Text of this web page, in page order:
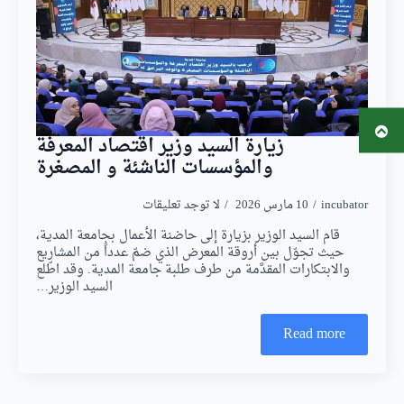
زيارة السيد وزير اقتصاد المعرفة
والمؤسسات الناشئة و المصغرة
incubator 10 مارس 2026 لا توجد تعليقات
قام السيد الوزير بزيارة إلى حاضنة الأعمال بجامعة المدية،
حيث تجوّل بين أروقة المعرض الذي ضمّ عدداً من المشاريع
والابتكارات المقدَّمة من طرف طلبة جامعة المدية. وقد اطّلع
السيد الوزير…
Read more